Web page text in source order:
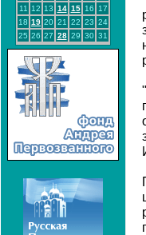
11
12 13 14 15 16
17
18 19 20 21 22 23 24
25 26 27 28 29 30 31